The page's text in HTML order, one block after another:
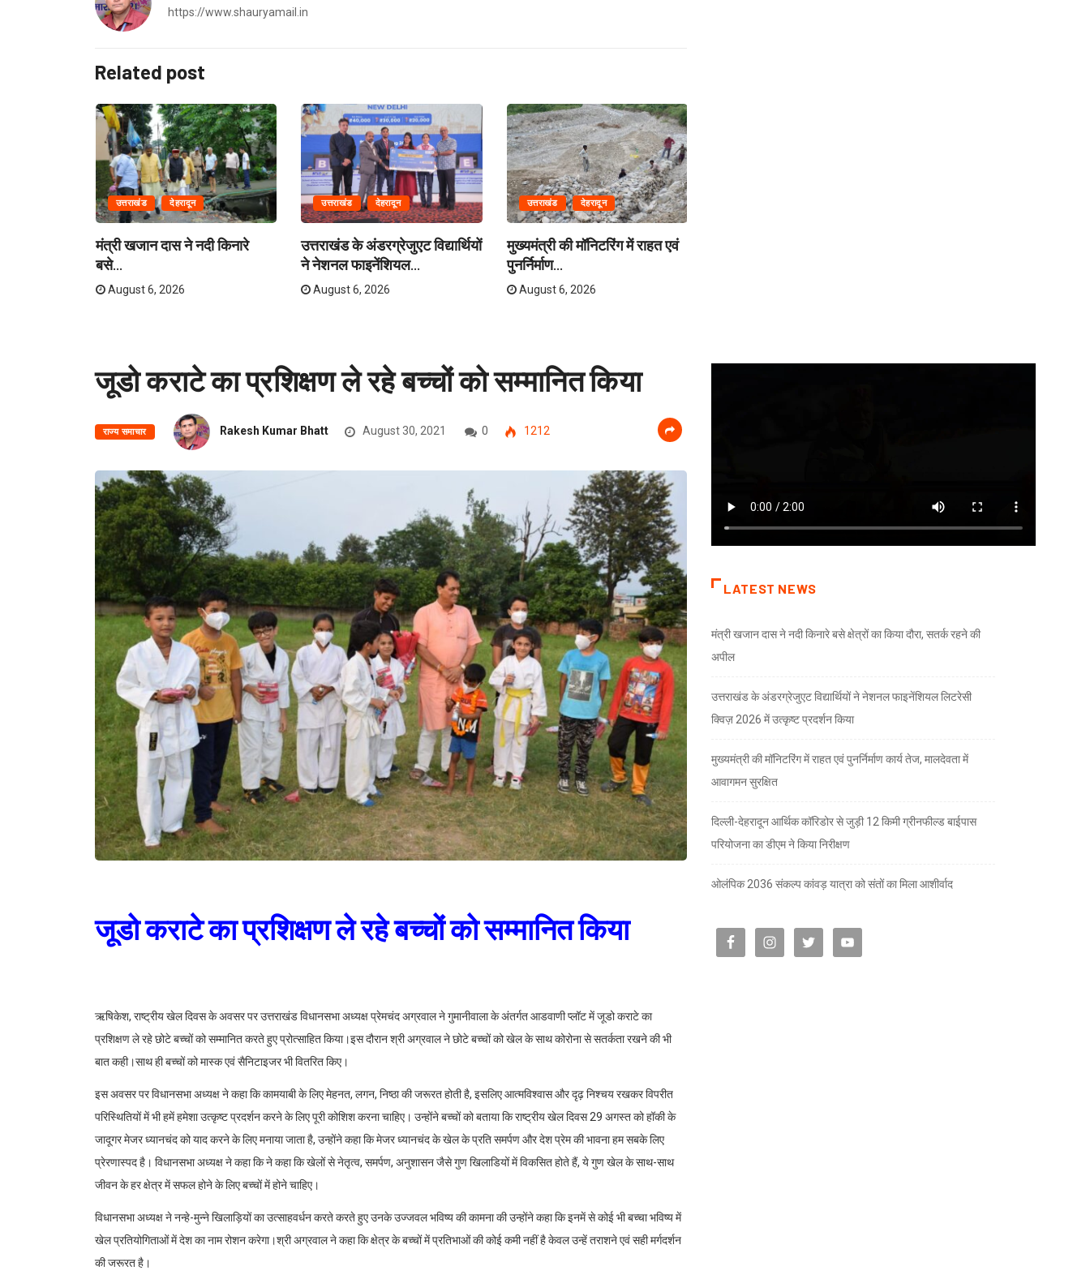
https://www.shauryamail.in
Related post
उत्तराखंड देहरादून
मंत्री खजान दास ने नदी किनारे
बसे...
August 6, 2026
उत्तराखंड देहरादून
उत्तराखंड के अंडरग्रेजुएट विद्यार्थियों
ने नेशनल फाइनेंशियल...
August 6, 2026
उत्तराखंड देहरादून
मुख्यमंत्री की मॉनिटरिंग में राहत एवं
पुनर्निर्माण...
August 6, 2026
जूडो कराटे का प्रशिक्षण ले रहे बच्चों को सम्मानित किया
राज्य समाचार Rakesh Kumar Bhatt August 30, 2021 0 1212
जूडो कराटे का प्रशिक्षण ले रहे बच्चों को सम्मानित किया
ऋषिकेश, राष्ट्रीय खेल दिवस के अवसर पर उत्तराखंड विधानसभा अध्यक्ष प्रेमचंद अग्रवाल ने गुमानीवाला के अंतर्गत आडवाणी प्लॉट में जूडो कराटे का
प्रशिक्षण ले रहे छोटे बच्चों को सम्मानित करते हुए प्रोत्साहित किया।इस दौरान श्री अग्रवाल ने छोटे बच्चों को खेल के साथ कोरोना से सतर्कता रखने की भी
बात कही।साथ ही बच्चों को मास्क एवं सैनिटाइजर भी वितरित किए।
इस अवसर पर विधानसभा अध्यक्ष ने कहा कि कामयाबी के लिए मेहनत, लगन, निष्ठा की जरूरत होती है, इसलिए आत्मविश्वास और दृढ़ निश्चय रखकर विपरीत
परिस्थितियों में भी हमें हमेशा उत्कृष्ट प्रदर्शन करने के लिए पूरी कोशिश करना चाहिए। उन्होंने बच्चों को बताया कि राष्ट्रीय खेल दिवस 29 अगस्त को हॉकी के
जादूगर मेजर ध्यानचंद को याद करने के लिए मनाया जाता है, उन्होंने कहा कि मेजर ध्यानचंद के खेल के प्रति समर्पण और देश प्रेम की भावना हम सबके लिए
प्रेरणास्पद है। विधानसभा अध्यक्ष ने कहा कि ने कहा कि खेलों से नेतृत्व, समर्पण, अनुशासन जैसे गुण खिलाडियों में विकसित होते हैं, ये गुण खेल के साथ-साथ
जीवन के हर क्षेत्र में सफल होने के लिए बच्चों में होने चाहिए।
विधानसभा अध्यक्ष ने नन्हे-मुन्ने खिलाड़ियों का उत्साहवर्धन करते करते हुए उनके उज्जवल भविष्य की कामना की उन्होंने कहा कि इनमें से कोई भी बच्चा भविष्य में
खेल प्रतियोगिताओं में देश का नाम रोशन करेगा।श्री अग्रवाल ने कहा कि क्षेत्र के बच्चों में प्रतिभाओं की कोई कमी नहीं है केवल उन्हें तराशने एवं सही मर्गदर्शन
की जरूरत है।
LATEST NEWS
मंत्री खजान दास ने नदी किनारे बसे क्षेत्रों का किया दौरा, सतर्क रहने की
अपील
उत्तराखंड के अंडरग्रेजुएट विद्यार्थियों ने नेशनल फाइनेंशियल लिटरेसी
क्विज़ 2026 में उत्कृष्ट प्रदर्शन किया
मुख्यमंत्री की मॉनिटरिंग में राहत एवं पुनर्निर्माण कार्य तेज, मालदेवता में
आवागमन सुरक्षित
दिल्ली-देहरादून आर्थिक कॉरिडोर से जुड़ी 12 किमी ग्रीनफील्ड बाईपास
परियोजना का डीएम ने किया निरीक्षण
ओलंपिक 2036 संकल्प कांवड़ यात्रा को संतों का मिला आशीर्वाद